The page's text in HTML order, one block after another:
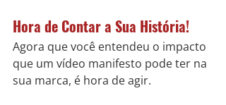
Hora de Contar a Sua História!
Agora que você entendeu o impacto
que um vídeo manifesto pode ter na
sua marca, é hora de agir.